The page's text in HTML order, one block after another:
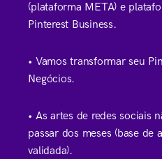
(plataforma META) e
Pinterest Business.
• Vamos transformar seu
Negócios.
• As artes de redes sociais
passar dos meses (base de
validada).